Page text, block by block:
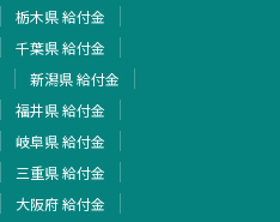
栃木県 給付金
千葉県 給付金
新潟県 給付金
福井県 給付金
岐阜県 給付金
三重県 給付金
大阪府 給付金